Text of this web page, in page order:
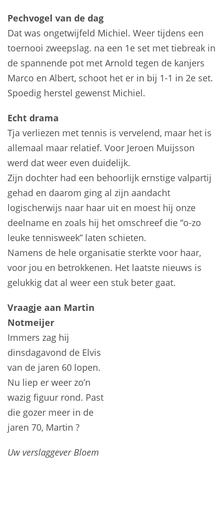
Pechvogel van de dag
Dat was ongetwijfeld Michiel. Weer tijdens een
toernooi zweepslag. na een 1e set met tiebreak in
de spannende pot met Arnold tegen de kanjers
Marco en Albert, schoot het er in bij 1-1 in 2e set.
Spoedig herstel gewenst Michiel.
Echt drama
Tja verliezen met tennis is vervelend, maar het is
allemaal maar relatief. Voor Jeroen Muijsson
werd dat weer even duidelijk.
Zijn dochter had een behoorlijk ernstige valpartij
gehad en daarom ging al zijn aandacht
logischerwijs naar haar uit en moest hij onze
deelname en zoals hij het omschreef die “o-zo
leuke tennisweek” laten schieten.
Namens de hele organisatie sterkte voor haar,
voor jou en betrokkenen. Het laatste nieuws is
gelukkig dat al weer een stuk beter gaat.
Vraagje aan Martin
Notmeijer
Immers zag hij
dinsdagavond de Elvis
van de jaren 60 lopen.
Nu liep er weer zo’n
wazig figuur rond. Past
die gozer meer in de
jaren 70, Martin ?
Uw verslaggever Bloem